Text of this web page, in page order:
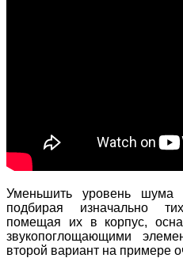
Уменьшить уровень шума
подбирая изначально
помещая их в корпус,
звукопоглощающими
второй вариант на примере